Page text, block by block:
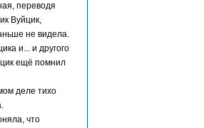
переводя
Вуйцик,
не видела.
и... и другого
ещё помнил
деле тихо
что